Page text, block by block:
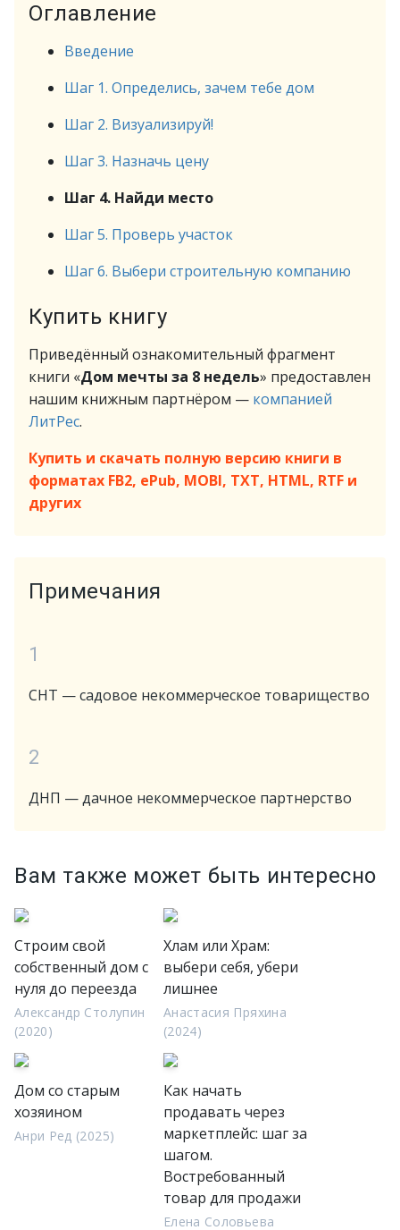
Оглавление
Введение
Шаг 1. Определись, зачем тебе дом
Шаг 2. Визуализируй!
Шаг 3. Назначь цену
Шаг 4. Найди место
Шаг 5. Проверь участок
Шаг 6. Выбери строительную компанию
Купить книгу
Приведённый ознакомительный фрагмент
книги «Дом мечты за 8 недель» предоставлен
нашим книжным партнёром — компанией
ЛитРес.
Купить и скачать полную версию книги в
форматах FB2, ePub, MOBI, TXT, HTML, RTF и
других
Примечания
1
СНТ — садовое некоммерческое товарищество
2
ДНП — дачное некоммерческое партнерство
Вам также может быть интересно
Строим свой
собственный дом с
нуля до переезда
Александр Столупин
(2020)
Хлам или Храм:
выбери себя, убери
лишнее
Анастасия Пряхина
(2024)
Дом со старым
хозяином
Анри Ред (2025)
Как начать
продавать через
маркетплейс: шаг за
шагом.
Востребованный
товар для продажи
Елена Соловьева